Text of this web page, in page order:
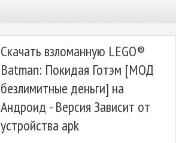
Скачать взломанную LEGO®
Batman: Покидая Готэм [МОД
безлимитные деньги] на
Андроид - Версия Зависит от
устройства apk